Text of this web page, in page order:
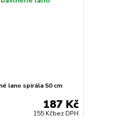
lano spirála 50 cm
187 Kč
155 Kčbez DPH